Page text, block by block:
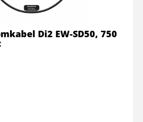
Di2 EW-SD50, 750